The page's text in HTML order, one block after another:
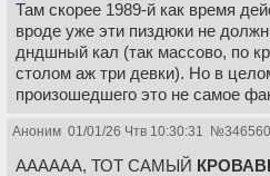
Там скорее 1989-й как время
вроде уже эти пиздюки не
дндшный кал (так массово, по
столом аж три девки). Но в
произошедшего это не самое
Аноним 01/01/26 Чтв 10:30:31 №
АААААА, ТОТ САМЫЙ